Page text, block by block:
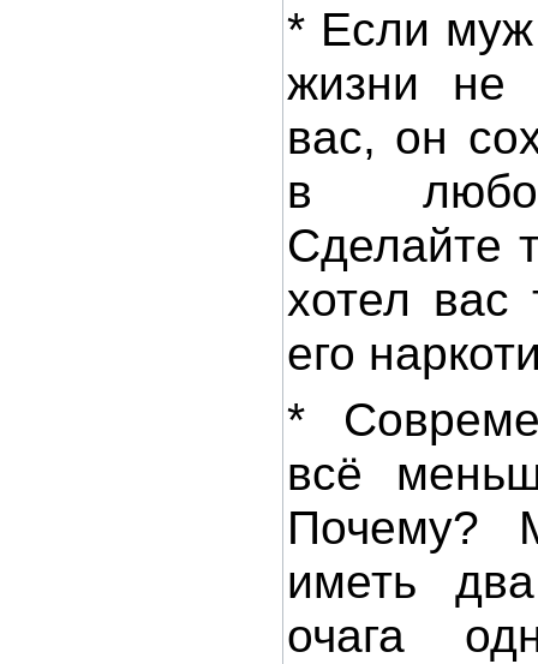
* Если
жизни не
вас, он
в
Сделайте
хотел вас
его
*
всё
Почему?
иметь
очага